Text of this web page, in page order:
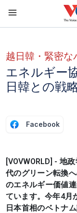
越日韓・緊密な
エネルギー
日韓との戦
Facebook
[VOVWORLD] - 地
代のグリーン転換
のエネルギー価値
ています。今年4月
日本首相のベトナ